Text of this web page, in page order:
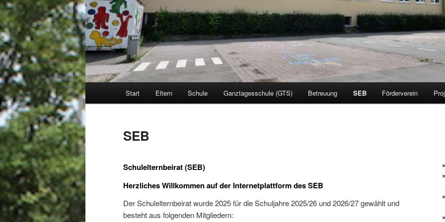
Start Eltern Schule Ganztagesschule (GTS) Betreuung SEB Förderverein
SEB
Schulelternbeirat (SEB)
Herzliches Willkommen auf der Internetplattform des SEB
Der Schulelternbeirat wurde 2025 für die Schuljahre 2025/26 und 2026/27 gewählt und
besteht aus folgenden Mitgliedern: